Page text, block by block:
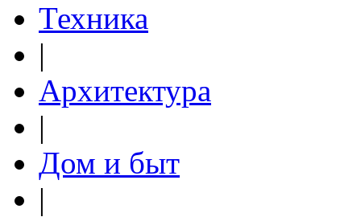
Техника
|
Архитектура
|
Дом и быт
|